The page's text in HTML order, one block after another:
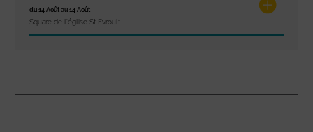
du 14 Août au 14 Août
Square de l'église St Evroult